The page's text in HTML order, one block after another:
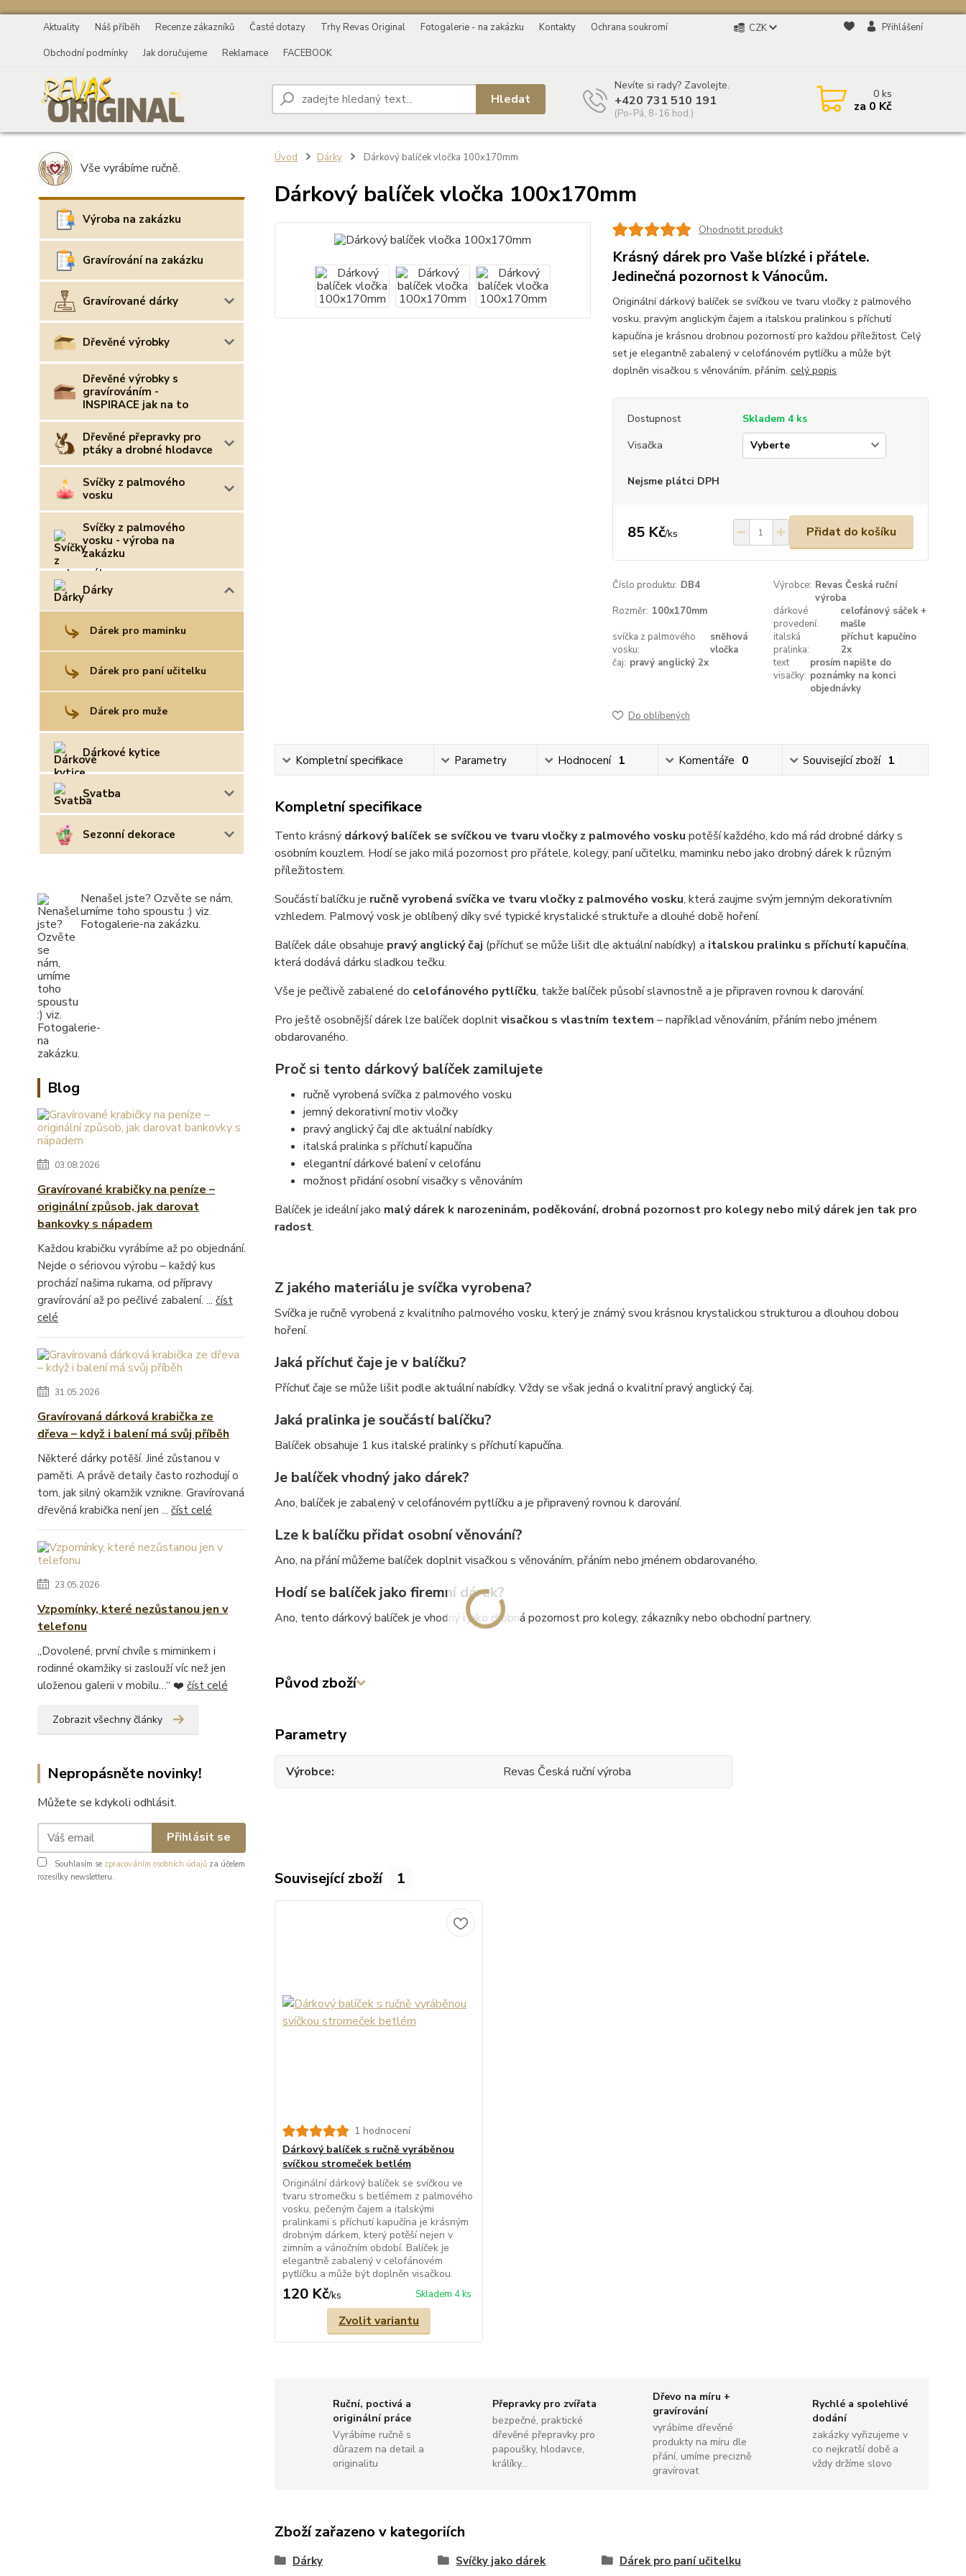
Aktuality Náš příběh Recenze zákazníků Časté dotazy Trhy Revas Original Fotogalerie - na zakázku Kontakty
Ochrana soukromí
Obchodní podmínky
Jak doručujeme Reklamace FACEBOOK
CZK Přihlášení
Hledat
Nevíte si rady? Zavolejte.
+420 731 510 191
(Po-Pá, 8-16 hod.)
0ks
za 0 Kč
Vše vyrábíme ručně.
Výroba na zakázku
Gravírování na zakázku
Gravírované dárky
Dřevěné výrobky
Dřevěné výrobky s
gravírováním -
INSPIRACE jak na to
Dřevěné přepravky pro
ptáky a drobné hlodavce
Svíčky z palmového
vosku
Svíčky z palmového
vosku - výroba na
zakázku
Dárky
Dárek pro maminku
Dárek pro paní učitelku
Dárek pro muže
Dárkové kytice
Svatba
Sezonní dekorace
Nenašel jste? Ozvěte se nám,
umíme toho spoustu :) viz.
Fotogalerie-na zakázku.
Blog
03.08.2026
Gravírované krabičky na peníze –
originální způsob, jak darovat
bankovky s nápadem
Každou krabičku vyrábíme až po objednání.
Nejde o sériovou výrobu – každý kus
prochází našima rukama, od přípravy
gravírování až po pečlivé zabalení. ... číst
celé
31.05.2026
Gravírovaná dárková krabička ze
dřeva – když i balení má svůj příběh
Některé dárky potěší. Jiné zůstanou v
paměti. A právě detaily často rozhodují o
tom, jak silný okamžik vznikne. Gravírovaná
dřevěná krabička není jen ... číst celé
23.05.2026
Vzpomínky, které nezůstanou jen v
telefonu
„Dovolené, první chvíle s miminkem i
rodinné okamžiky si zaslouží víc než jen
uloženou galerii v mobilu…“ ❤️ číst celé
Zobrazit všechny články
Nepropásněte novinky!
Můžete se kdykoli odhlásit.
Přihlásit se
Souhlasím se zpracováním osobních údajů za účelem
rozesílky newsletteru.
Úvod Dárky Dárkový balíček vločka 100x170mm
Dárkový balíček vločka 100x170mm
Ohodnotit produkt
Krásný dárek pro Vaše blízké i přátele.
Jedinečná pozornost k Vánocům.
Originální dárkový balíček se svíčkou ve tvaru vločky z palmového
vosku, pravým anglickým čajem a italskou pralinkou s příchutí
kapučína je krásnou drobnou pozorností pro každou příležitost. Celý
set je elegantně zabalený v celofánovém pytlíčku a může být
doplněn visačkou s věnováním, přáním. celý popis
Dostupnost
Skladem 4 ks
Visačka
Nejsme plátci DPH
85 Kč/ks Přidat do košíku
Číslo produktu: DB4 Výrobce: Revas Česká ruční
výroba
Rozměr: 100x170mm
dárkové
provedení:
celofánový sáček +
mašle
svíčka z palmového
vosku:
sněhová
vločka
italská
pralinka:
příchut kapučíno
2x
čaj: pravý anglický 2x
text
visačky:
prosím napište do
poznámky na konci
objednávky
Do oblíbených
Kompletní specifikace Parametry Hodnocení 1 Komentáře 0 Související zboží 1
Kompletní specifikace
Tento krásný dárkový balíček se svíčkou ve tvaru vločky z palmového vosku potěší každého, kdo má rád drobné dárky s
osobním kouzlem. Hodí se jako milá pozornost pro přátele, kolegy, paní učitelku, maminku nebo jako drobný dárek k různým
příležitostem.
Součástí balíčku je ručně vyrobená svíčka ve tvaru vločky z palmového vosku, která zaujme svým jemným dekorativním
vzhledem. Palmový vosk je oblíbený díky své typické krystalické struktuře a dlouhé době hoření.
Balíček dále obsahuje pravý anglický čaj (příchuť se může lišit dle aktuální nabídky) a italskou pralinku s příchutí kapučína,
která dodává dárku sladkou tečku.
Vše je pečlivě zabalené do celofánového pytlíčku, takže balíček působí slavnostně a je připraven rovnou k darování.
Pro ještě osobnější dárek lze balíček doplnitvisačkou s vlastním textem – například věnováním, přáním nebo jménem
obdarovaného.
Proč si tento dárkový balíček zamilujete
ručně vyrobená svíčka z palmového vosku
jemný dekorativní motiv vločky
pravý anglický čaj dle aktuální nabídky
italská pralinka s příchutí kapučína
elegantní dárkové balení v celofánu
možnost přidání osobní visačky s věnováním
Balíček je ideální jako malý dárek k narozeninám, poděkování, drobná pozornost pro kolegy nebo milý dárek jen tak pro
radost.
Z jakého materiálu je svíčka vyrobena?
Svíčka je ručně vyrobená z kvalitního palmového vosku, který je známý svou krásnou krystalickou strukturou a dlouhou dobou
hoření.
Jaká příchuť čaje je v balíčku?
Příchuť čaje se může lišit podle aktuální nabídky. Vždy se však jedná o kvalitní pravý anglický čaj.
Jaká pralinka je součástí balíčku?
Balíček obsahuje 1 kus italské pralinky s příchutí kapučína.
Je balíček vhodný jako dárek?
Ano, balíček je zabalený v celofánovém pytlíčku a je připravený rovnou k darování.
Lze k balíčku přidat osobní věnování?
Ano, na přání můžeme balíček doplnit visačkou s věnováním, přáním nebo jménem obdarovaného.
Hodí se balíček jako firemní dárek?
Ano, tento dárkový balíček je vhodný i jako drobná pozornost pro kolegy, zákazníky nebo obchodní partnery.
Původ zboží
Parametry
Výrobce Revas Česká ruční výroba
Související zboží 1
1 hodnocení
Dárkový balíček s ručně vyráběnou
svíčkou stromeček betlém
Originální dárkový balíček se svíčkou ve
tvaru stromečku s betlémem z palmového
vosku, pečeným čajem a italskými
pralinkami s příchutí kapučína je krásným
drobným dárkem, který potěší nejen v
zimním a vánočním období. Balíček je
elegantně zabalený v celofánovém
pytlíčku a může být doplněn visačkou.
120 Kč/ks Skladem 4 ks
Zvolit variantu
Ruční, poctivá a
originální práce
Vyrábíme ručně s
důrazem na detail a
originalitu
Přepravky pro zvířata
bezpečné, praktické
dřevěné přepravky pro
papoušky, hlodavce,
králíky...
Dřevo na míru +
gravírování
vyrábíme dřevěné
produkty na míru dle
přání, umíme precizně
gravírovat
Rychlé a spolehlivé
dodání
zakázky vyřizujeme v
co nejkratší době a
vždy držíme slovo
Zboží zařazeno v kategoriích
Dárky Svíčky jako dárek Dárek pro paní učitelku